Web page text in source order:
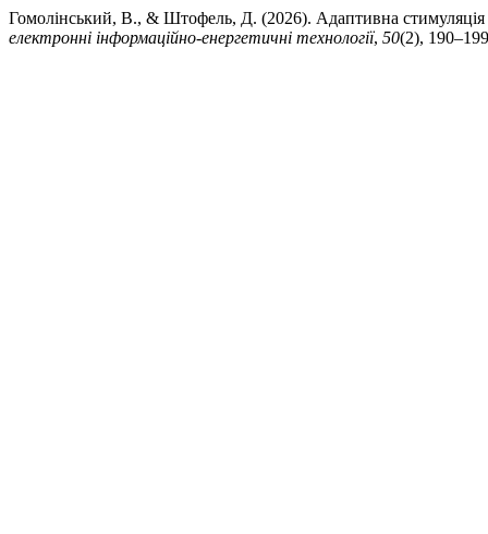
Гомолінський, В., & Штофель, Д. (2026). Адаптивна
електроннi iнформацiйно-енергетичнi технологiї, 50(2),